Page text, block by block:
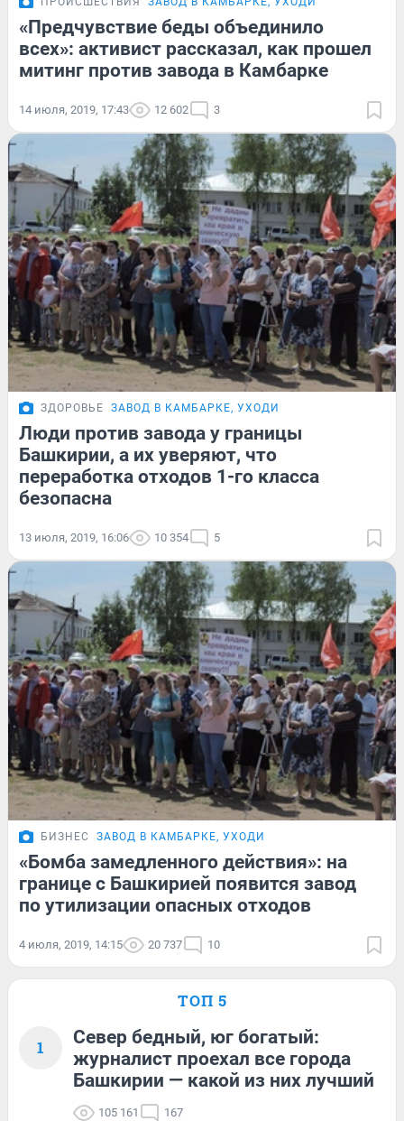
«Предчувствие беды объединило
всех»: активист рассказал, как прошел
митинг против завода в Камбарке
14 июля, 2019, 17:43 12 602 3
ЗДОРОВЬЕ ЗАВОД В КАМБАРКЕ, УХОДИ
Люди против завода у границы
Башкирии, а их уверяют, что
переработка отходов 1-го класса
безопасна
13 июля, 2019, 16:06 10 354 5
БИЗНЕС ЗАВОД В КАМБАРКЕ, УХОДИ
«Бомба замедленного действия»: на
границе с Башкирией появится завод
по утилизации опасных отходов
4 июля, 2019, 14:15 20 737 10
ТОП 5
1
Север бедный, юг богатый:
журналист проехал все города
Башкирии — какой из них лучший
105 161 167